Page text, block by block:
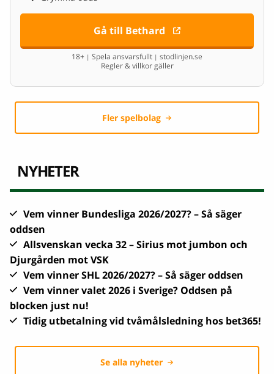
Gå till Bethard
18+ | Spela ansvarsfullt | stodlinjen.se
Regler & villkor gäller
Fler spelbolag
NYHETER
Vem vinner Bundesliga 2026/2027? – Så säger
oddsen
Allsvenskan vecka 32 – Sirius mot jumbon och
Djurgården mot VSK
Vem vinner SHL 2026/2027? – Så säger oddsen
Vem vinner valet 2026 i Sverige? Oddsen på
blocken just nu!
Tidig utbetalning vid tvåmålsledning hos bet365!
Se alla nyheter